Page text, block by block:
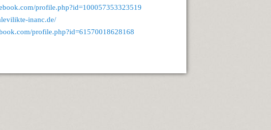
profile.php?id=100057353323519
inanc.de/
profile.php?id=61570018628168